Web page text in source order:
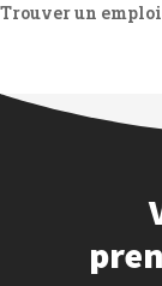
Trouver un